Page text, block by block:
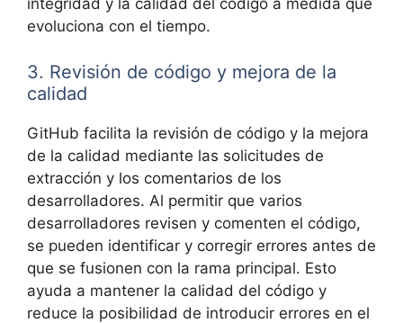
integridad y la calidad del código a medida que
evoluciona con el tiempo.
3. Revisión de código y mejora de la
calidad
GitHub facilita la revisión de código y la mejora
de la calidad mediante las solicitudes de
extracción y los comentarios de los
desarrolladores. Al permitir que varios
desarrolladores revisen y comenten el código,
se pueden identificar y corregir errores antes de
que se fusionen con la rama principal. Esto
ayuda a mantener la calidad del código y
reduce la posibilidad de introducir errores en el